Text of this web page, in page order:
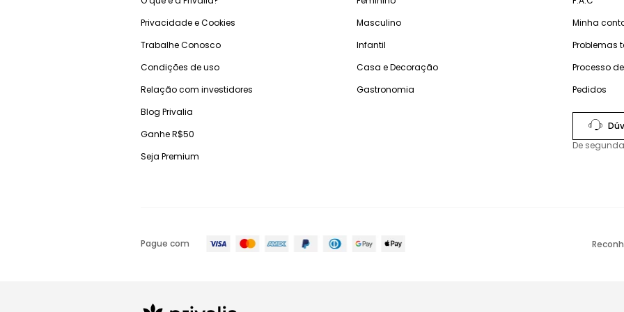
Privacidade e Cookies
Trabalhe Conosco
Condições de uso
Relação com investidores
Blog Privalia
Ganhe R$50
Seja Premium
Masculino
Infantil
Casa e Decoração
Gastronomia
Minha
Problemas
Processo
Pedidos
De
Pague com